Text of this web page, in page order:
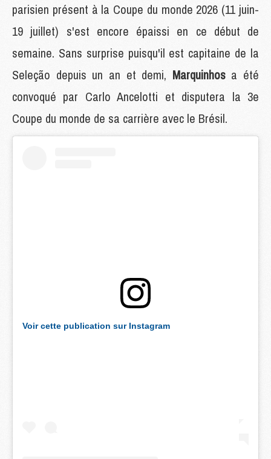
parisien présent à la Coupe du monde 2026 (11 juin-
19 juillet) s'est encore épaissi en ce début de
semaine. Sans surprise puisqu'il est capitaine de la
Seleção depuis un an et demi, Marquinhos a été
convoqué par Carlo Ancelotti et disputera la 3e
Coupe du monde de sa carrière avec le Brésil.
Voir cette publication sur Instagram